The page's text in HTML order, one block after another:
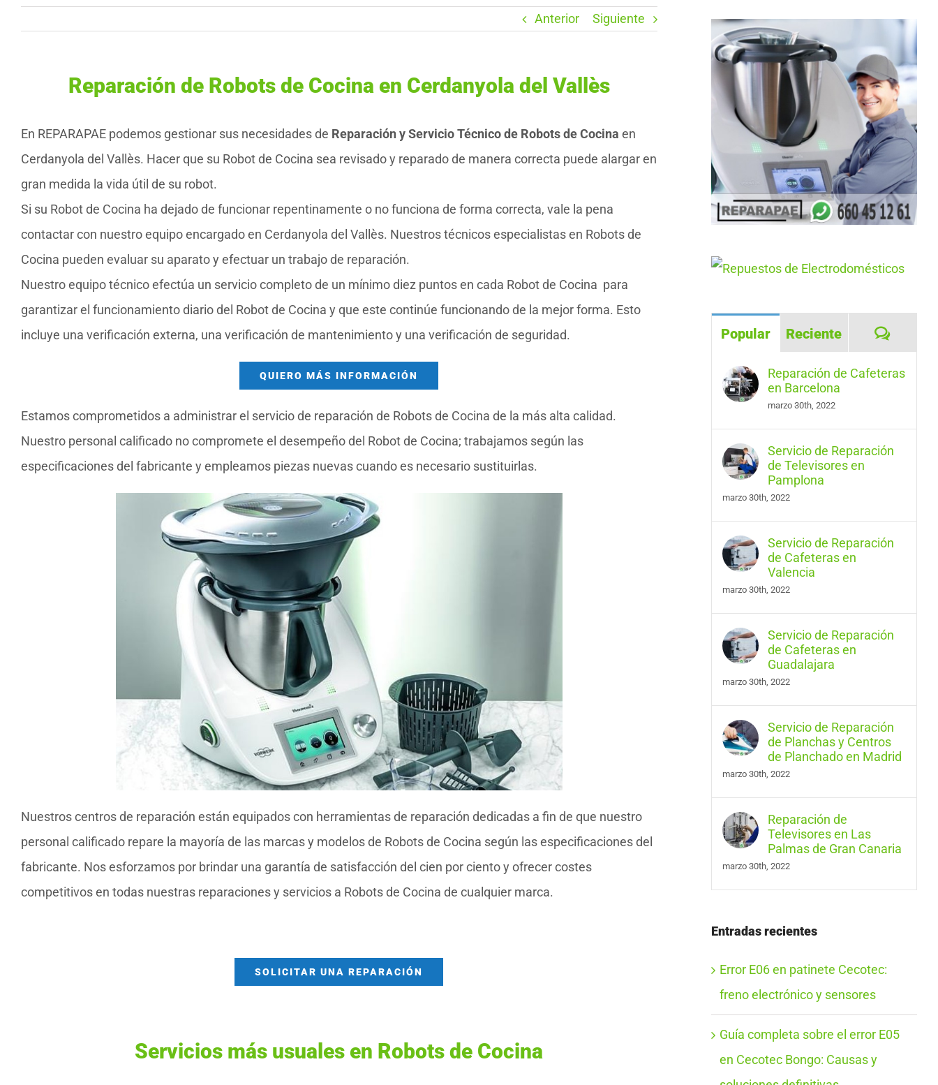
Anterior Siguiente
Reparación de Robots de Cocina en Cerdanyola del Vallès
En REPARAPAE podemos gestionar sus necesidades de Reparación y Servicio Técnico de Robots de Cocina en
Cerdanyola del Vallès. Hacer que su Robot de Cocina sea revisado y reparado de manera correcta puede alargar en
gran medida la vida útil de su robot.
Si su Robot de Cocina ha dejado de funcionar repentinamente o no funciona de forma correcta, vale la pena
contactar con nuestro equipo encargado en Cerdanyola del Vallès. Nuestros técnicos especialistas en Robots de
Cocina pueden evaluar su aparato y efectuar un trabajo de reparación.
Nuestro equipo técnico efectúa un servicio completo de un mínimo diez puntos en cada Robot de Cocina para
garantizar el funcionamiento diario del Robot de Cocina y que este continúe funcionando de la mejor forma. Esto
incluye una verificación externa, una verificación de mantenimiento y una verificación de seguridad.
QUIERO MÁS INFORMACIÓN
Estamos comprometidos a administrar el servicio de reparación de Robots de Cocina de la más alta calidad.
Nuestro personal calificado no compromete el desempeño del Robot de Cocina; trabajamos según las
especificaciones del fabricante y empleamos piezas nuevas cuando es necesario sustituirlas.
Nuestros centros de reparación están equipados con herramientas de reparación dedicadas a fin de que nuestro
personal calificado repare la mayoría de las marcas y modelos de Robots de Cocina según las especificaciones del
fabricante. Nos esforzamos por brindar una garantía de satisfacción del cien por ciento y ofrecer costes
competitivos en todas nuestras reparaciones y servicios a Robots de Cocina de cualquier marca.
SOLICITAR UNA REPARACIÓN
Servicios más usuales en Robots de Cocina
Popular Reciente
Reparación de Cafeteras
en Barcelona
marzo 30th, 2022
Servicio de Reparación
de Televisores en
Pamplona
marzo 30th, 2022
Servicio de Reparación
de Cafeteras en
Valencia
marzo 30th, 2022
Servicio de Reparación
de Cafeteras en
Guadalajara
marzo 30th, 2022
Servicio de Reparación
de Planchas y Centros
de Planchado en Madrid
marzo 30th, 2022
Reparación de
Televisores en Las
Palmas de Gran Canaria
marzo 30th, 2022
Entradas recientes
Error E06 en patinete Cecotec:
freno electrónico y sensores
Guía completa sobre el error E05
en Cecotec Bongo: Causas y